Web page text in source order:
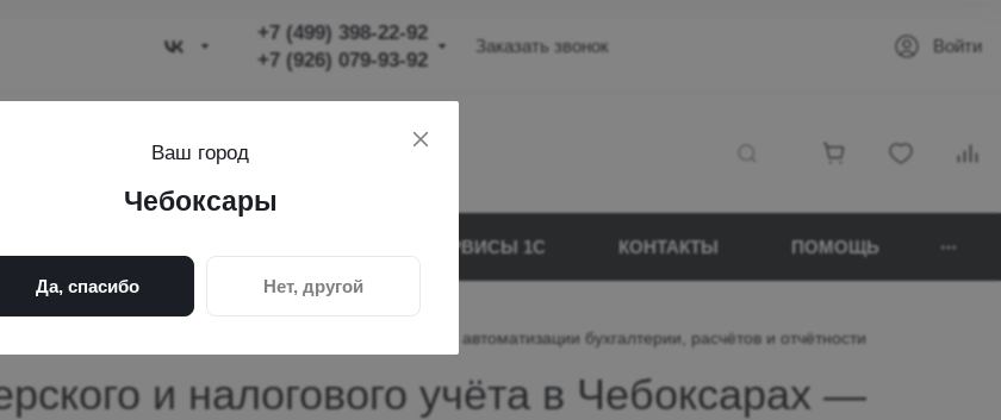
+7 (499) 398-22-92
+7 (926) 079-93-92
Чебоксары
info@nsdigital-official.ru
Заказать звонок Войти
СЕРВИСЫ 1C КОНТАКТЫ ПОМОЩЬ
учёта в Чебоксарах — заказать программы для автоматизации бухгалтерии, расчётов и отчётности
и налогового учёта в Чебоксарах —
Ваш город
Чебоксары
Да, спасибо Нет, другой